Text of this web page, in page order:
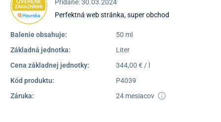
Pridané: 30.03.2024
Perfektná web stránka, super obchod
Balenie obsahuje:
50 ml
Základná jednotka:
Liter
Cena základnej jednotky:
344,00 € / l
Kód produktu:
P4039
Záruka:
24 mesiacov